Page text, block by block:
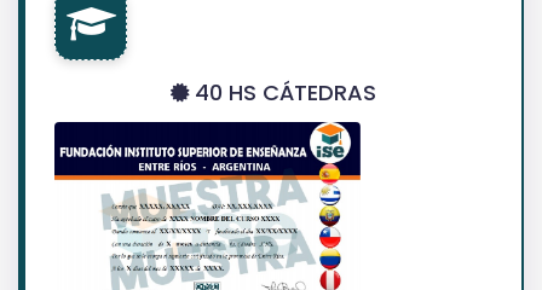
40 HS CÁTEDRAS